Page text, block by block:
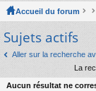
co
ci
s
Accueil du forum
Sujets actifs
Aller sur la recherche
La
Aucun résultat ne